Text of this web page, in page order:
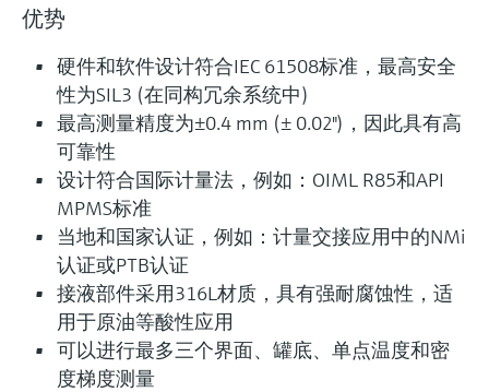
优势
硬件和软件设计符合IEC 61508标准，最高安全
性为SIL3 (在同构冗余系统中)
最高测量精度为±0.4 mm (± 0.02")，因此具有高
可靠性
设计符合国际计量法，例如：OIML R85和API
MPMS标准
当地和国家认证，例如：计量交接应用中的NMi
认证或PTB认证
接液部件采用316L材质，具有强耐腐蚀性，适
用于原油等酸性应用
可以进行最多三个界面、罐底、单点温度和密
度梯度测量